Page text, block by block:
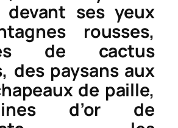
devant ses yeux
rousses,
de cactus
des paysans aux
de paille,
d’or de